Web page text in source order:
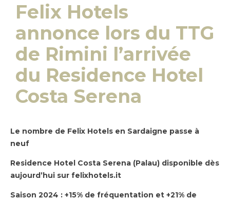
Felix Hotels
annonce lors du TTG
de Rimini l’arrivée
du Residence Hotel
Costa Serena
Le nombre de Felix Hotels en Sardaigne passe à
neuf
Residence Hotel Costa Serena (Palau) disponible dès
aujourd’hui sur felixhotels.it
Saison 2024 : +15% de fréquentation et +21% de